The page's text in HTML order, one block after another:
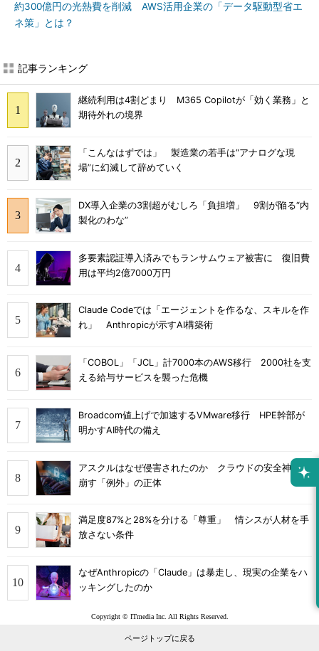
約300億円の光熱費を削減 AWS活用企業の「データ駆動型省エ
ネ策」とは？
記事ランキング
継続利用は4割どまり M365 Copilotが「効く業務」と
期待外れの境界
「こんなはずでは」 製造業の若手は“アナログな現
場”に幻滅して辞めていく
DX導入企業の3割超がむしろ「負担増」 9割が陥る“内
製化のわな”
多要素認証導入済みでもランサムウェア被害に 復旧費
用は平均2億7000万円
Claude Codeでは「エージェントを作るな、スキルを作
れ」 Anthropicが示すAI構築術
「COBOL」「JCL」計7000本のAWS移行 2000社を支
える給与サービスを襲った危機
Broadcom値上げで加速するVMware移行 HPE幹部が
明かすAI時代の備え
アスクルはなぜ侵害されたのか クラウドの安全神話を
崩す「例外」の正体
満足度87%と28%を分ける「尊重」 情シスが人材を手
放さない条件
なぜAnthropicの「Claude」は暴走し、現実の企業をハ
ッキングしたのか
Copyright © ITmedia Inc. All Rights Reserved.
ページトップに戻る